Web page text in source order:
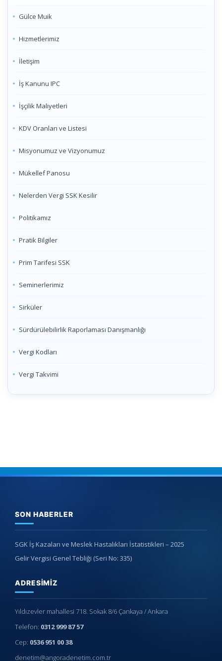
Gülce Muik
Hizmetlerimiz
İletişim
İş Kanunu IPC
İşçilik Maliyetleri
KDV Oranları ve Listesi
Misyonumuz ve Vizyonumuz
Mükellef Panosu
Nelerden Vergi SSK Kesilir
Politikamız
Pratik Bilgiler
Prim Tarifesi SSK
Seminerlerimiz
Sirküler
Sürdürülebilirlik Raporlaması Danışmanlığı
Vergi Kodları
Vergi Takvimi
SON HABERLER
SGK İş Kazaları ve Meslek Hastalıkları İstatistikleri – 2025
Gelir Vergisi Genel Tebliği (Seri No: 335)
ADRESIMIZ
Yıldızevler mahallesi 718. Sokak 8/6 Çankaya / Ankara
Telefon: 0312 999 87 57
Cep: 0536 951 00 38
denetim@angoradenetim.com.tr